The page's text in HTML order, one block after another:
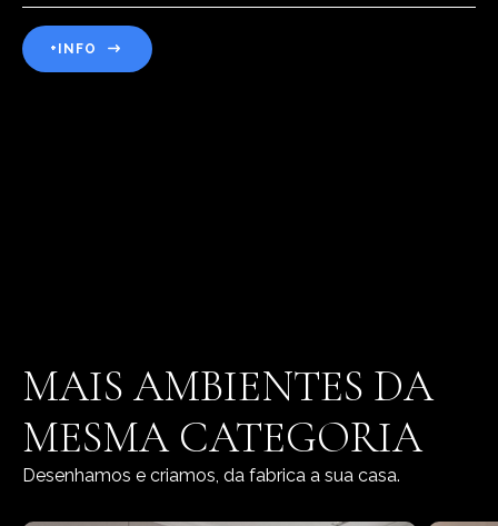
+INFO
MAIS AMBIENTES DA
MESMA CATEGORIA
Desenhamos e criamos, da fabrica a sua casa.